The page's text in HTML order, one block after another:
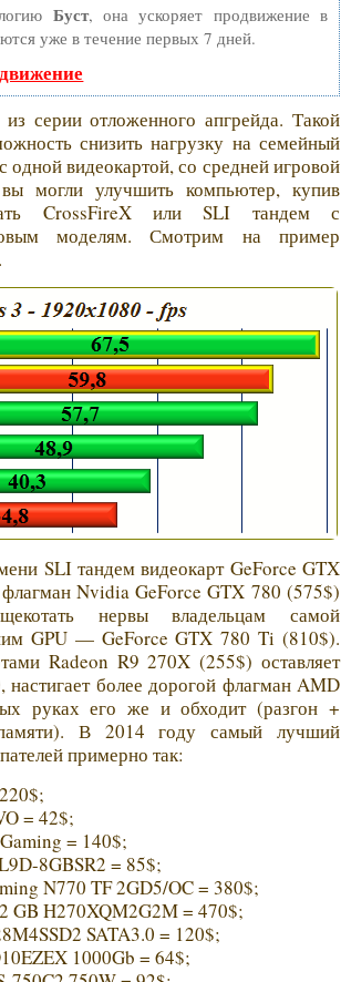
Буст, она ускоряет продвижение в
уже в течение первых 7 дней.
серии отложенного апгрейда. Такой
снизить нагрузку на семейный
видеокартой, со средней игровой
могли улучшить компьютер, купив
CrossFireX или SLI тандем с
моделям. Смотрим на пример
SLI тандем видеокарт GeForce GTX
Nvidia GeForce GTX 780 (575$)
нервы владельцам самой
GPU — GeForce GTX 780 Ti (810$).
Radeon R9 270X (255$) оставляет
более дорогой флагман AMD
руках его же и обходит (разгон +
В 2014 году самый лучший
примерно так:
= 42$;
= 140$;
8GBSR2 = 85$;
N770 TF 2GD5/OC = 380$;
GB H270XQM2G2M = 470$;
SATA3.0 = 120$;
1000Gb = 64$;